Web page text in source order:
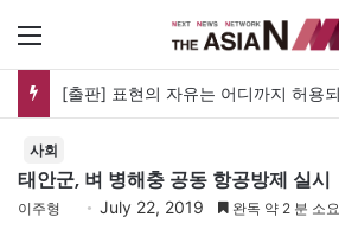
사회
태안군, 벼 병해충 공동 항공방제 실시
이주형 July 22, 2019 완독 약 2 분 소요